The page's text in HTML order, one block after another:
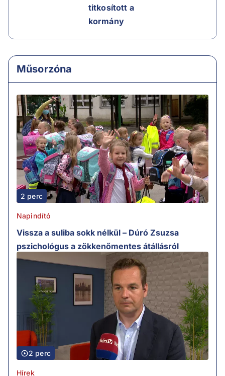
titkosított a
kormány
Műsorzóna
2 perc
Napindító
Vissza a suliba sokk nélkül – Dúró Zsuzsa
pszichológus a zökkenőmentes átállásról
2 perc
Hírek